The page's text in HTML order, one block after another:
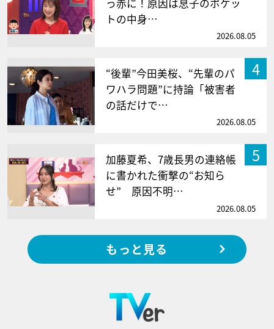
っ赤に！原因は息子のポケッ
トの中身…
2026.08.05
4
“後輩”今田美桜、“先輩のパ
ワハラ問題”に持論「被害者
の話だけで…
2026.08.05
5
加藤夏希、7歳長男の連絡帳
に書かれた衝撃の“お知ら
せ” 原因不明…
2026.08.05
もっと見る